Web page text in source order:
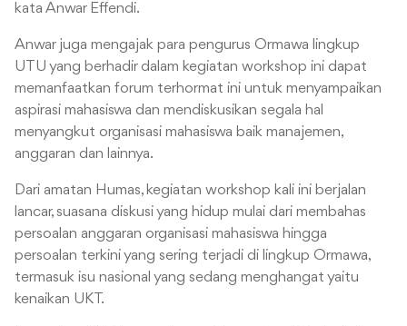
kata Anwar Effendi.
Anwar juga mengajak para pengurus Ormawa lingkup
UTU yang berhadir dalam kegiatan workshop ini dapat
memanfaatkan forum terhormat ini untuk menyampaikan
aspirasi mahasiswa dan mendiskusikan segala hal
menyangkut organisasi mahasiswa baik manajemen,
anggaran dan lainnya.
Dari amatan Humas, kegiatan workshop kali ini berjalan
lancar, suasana diskusi yang hidup mulai dari membahas
persoalan anggaran organisasi mahasiswa hingga
persoalan terkini yang sering terjadi di lingkup Ormawa,
termasuk isu nasional yang sedang menghangat yaitu
kenaikan UKT.